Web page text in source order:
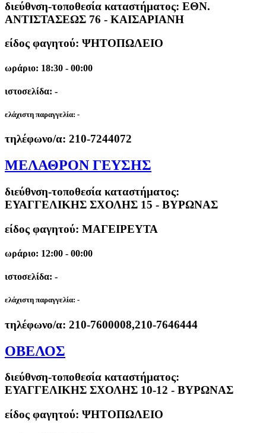
διεύθνση-τοποθεσία καταστήματος: ΕΘΝ.
ΑΝΤΙΣΤΑΣΕΩΣ 76 - ΚΑΙΣΑΡΙΑΝΗ
είδος φαγητού: ΨΗΤΟΠΩΛΕΙΟ
ωράριο: 18:30 - 00:00
ιστοσελίδα: -
ελάχιστη παραγγελία: -
τηλέφωνο/α: 210-7244072
ΜΕΛΑΘΡΟΝ ΓΕΥΣΗΣ
διεύθνση-τοποθεσία καταστήματος:
ΕΥΑΓΓΕΛΙΚΗΣ ΣΧΟΛΗΣ 15 - ΒΥΡΩΝΑΣ
είδος φαγητού: ΜΑΓΕΙΡΕΥΤΑ
ωράριο: 12:00 - 00:00
ιστοσελίδα: -
ελάχιστη παραγγελία: -
τηλέφωνο/α: 210-7600008,210-7646444
ΟΒΕΛΟΣ
διεύθνση-τοποθεσία καταστήματος:
ΕΥΑΓΓΕΛΙΚΗΣ ΣΧΟΛΗΣ 10-12 - ΒΥΡΩΝΑΣ
είδος φαγητού: ΨΗΤΟΠΩΛΕΙΟ